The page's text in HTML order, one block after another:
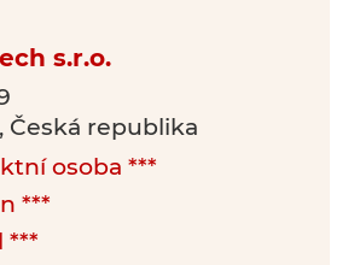
s.r.o.
Česká republika
osoba ***
***
***